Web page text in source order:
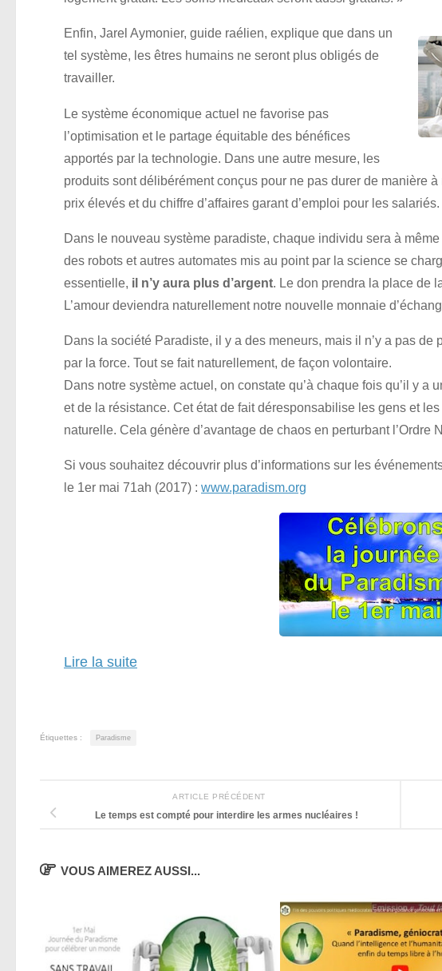
Enfin, Jarel Aymonier, guide raélien, explique que dans un
tel système, les êtres humains ne seront plus obligés de
travailler.
Le système économique actuel ne favorise pas
l’optimisation et le partage équitable des bénéfices
apportés par la technologie. Dans une autre mesure, les
produits sont délibérément conçus pour ne pas durer de manière
prix élevés et du chiffre d’affaires garant d’emploi pour les salariés.
Dans le nouveau système paradiste, chaque individu sera à
des robots et autres automates mis au point par la science se
essentielle, il n’y aura plus d’argent. Le don prendra la place de
L’amour deviendra naturellement notre nouvelle monnaie
Dans la société Paradiste, il y a des meneurs, mais il n’y a pas
par la force. Tout se fait naturellement, de façon volontaire.
Dans notre système actuel, on constate qu’à chaque fois qu’il y a
et de la résistance. Cet état de fait déresponsabilise les gens et
naturelle. Cela génère d’avantage de chaos en perturbant
Si vous souhaitez découvrir plus d’informations sur les
le 1er mai 71ah (2017) : www.paradism.org
Lire la suite
Étiquettes : Paradisme
ARTICLE PRÉCÉDENT
Le temps est compté pour interdire les armes nucléaires !
VOUS AIMEREZ AUSSI...